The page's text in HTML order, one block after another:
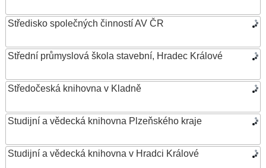
Středisko společných činností AV ČR
Střední průmyslová škola stavební, Hradec Králové
Středočeská knihovna v Kladně
Studijní a vědecká knihovna Plzeňského kraje
Studijní a vědecká knihovna v Hradci Králové